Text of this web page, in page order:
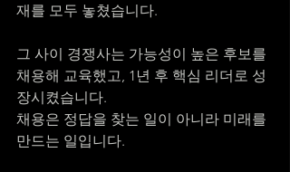
재를 모두 놓쳤습니다.
그 사이 경쟁사는 가능성이 높은 후보를
채용해 교육했고, 1년 후 핵심 리더로 성
장시켰습니다.
채용은 정답을 찾는 일이 아니라 미래를
만드는 일입니다.